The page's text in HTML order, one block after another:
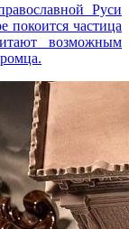
Руси
покоится частица
возможным